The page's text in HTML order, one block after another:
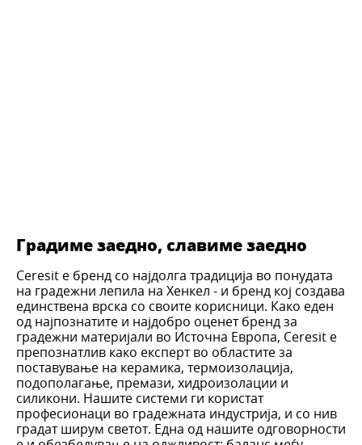
Градиме заедно, славиме заедно
Ceresit е бренд со најдолга традиција во понудата
на градежни лепила на Хенкел - и бренд кој создава
единствена врска со своите корисници. Како еден
од најпознатите и најдобро оценет бренд за
градежни материјали во Источна Европа, Ceresit е
препознатлив како експерт во областите за
поставување на керамика, термоизолација,
подополагање, премази, хидроизолации и
силикони. Нашите системи ги користат
професионаци во градежната индустрија, и со нив
градат ширум светот. Една од нашите одговорности